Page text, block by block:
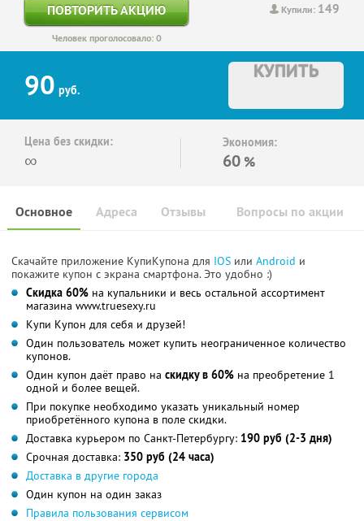
Купили: 149
ПОВТОРИТЬ АКЦИЮ
Человек проголосовало: 0
90 руб.
КУПИТЬ
Цена без скидки:
∞
Экономия:
60 %
Основное Отзывы Вопросы по акции
Адреса
Скачайте приложение КупиКупона для IOS или Android и
покажите купон с экрана смартфона. Это удобно :)
Cкидка 60% на купальники и весь остальной ассортимент
магазина www.truesexy.ru
Купи Купон для себя и друзей!
Один пользователь может купить неограниченное количество
купонов.
Один купон даёт право на скидку в 60% на преобретение 1
одной и более вещей.
При покупке необходимо указать уникальный номер
приобретённого купона в поле скидки.
Доставка курьером по Санкт-Петербургу: 190 руб (2-3 дня)
Срочная доставка: 350 руб (24 часа)
Доставка в другие города
Один купон на один заказ
Правила пользования сервисом